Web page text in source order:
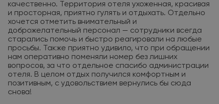
качественно. Территория отеля ухоженная, красивая
и просторная, приятно гулять и отдыхать. Отдельно
хочется отметить внимательный и
доброжелательный персонал — сотрудники всегда
старались помочь и быстро реагировали на любые
просьбы. Также приятно удивило, что при обращении
нам оперативно поменяли номер без лишних
вопросов, за что отдельное спасибо администрации
отеля. В целом отдых получился комфортным и
позитивным, с удовольствием вернулись бы сюда
снова!